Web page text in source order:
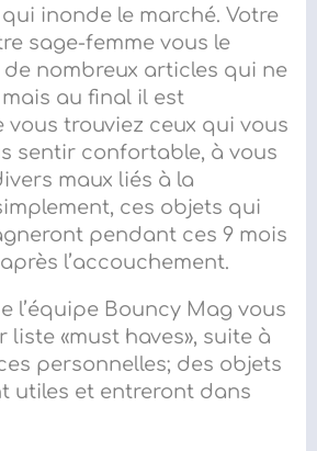
inonde le marché. Votre
sage-femme vous le
nombreux articles qui ne
au final il est
trouviez ceux qui vous
sentir confortable, à vous
maux liés à la
ces objets qui
pendant ces 9 mois
l’accouchement.
l’équipe Bouncy Mag vous
liste «must haves», suite à
personnelles; des objets
utiles et entreront dans